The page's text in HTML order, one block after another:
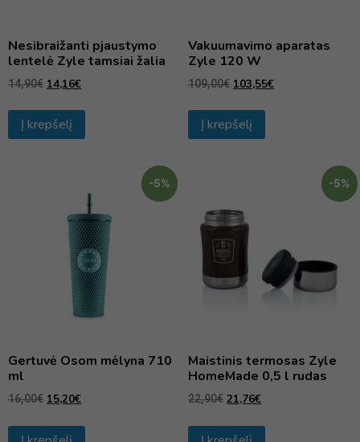
Nesibraižanti pjaustymo
lentelė Zyle tamsiai žalia
14,90€ 14,16€
Į krepšelį
Vakuumavimo aparatas
Zyle 120 W
109,00€ 103,55€
Į krepšelį
-5%
Gertuvė Osom mėlyna 710
ml
16,00€ 15,20€
-5%
Maistinis termosas Zyle
HomeMade 0,5 l rudas
22,90€ 21,76€